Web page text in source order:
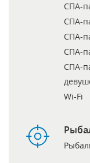
СПА-
СПА-
СПА-
СПА-
СПА-
Wi-Fi